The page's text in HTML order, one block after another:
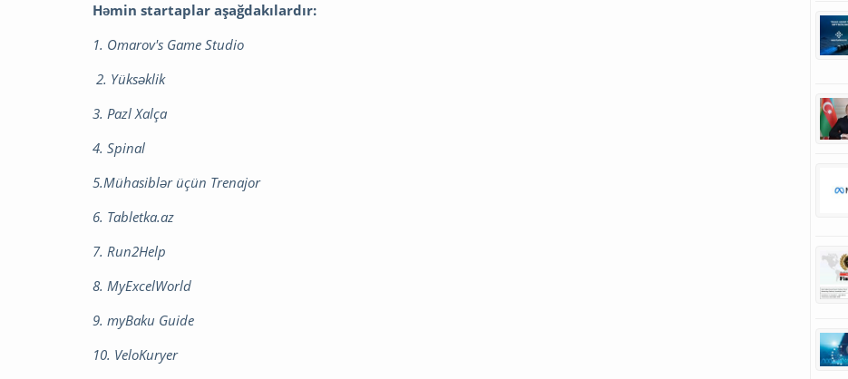
Həmin startaplar aşağdakılardır:
1. Omarov's Game Studio
2. Yüksəklik
3. Pazl Xalça
4. Spinal
5.Mühasiblər üçün Trenajor
6. Tabletka.az
7. Run2Help
8. MyExcelWorld
9. myBaku Guide
10. VeloKuryer